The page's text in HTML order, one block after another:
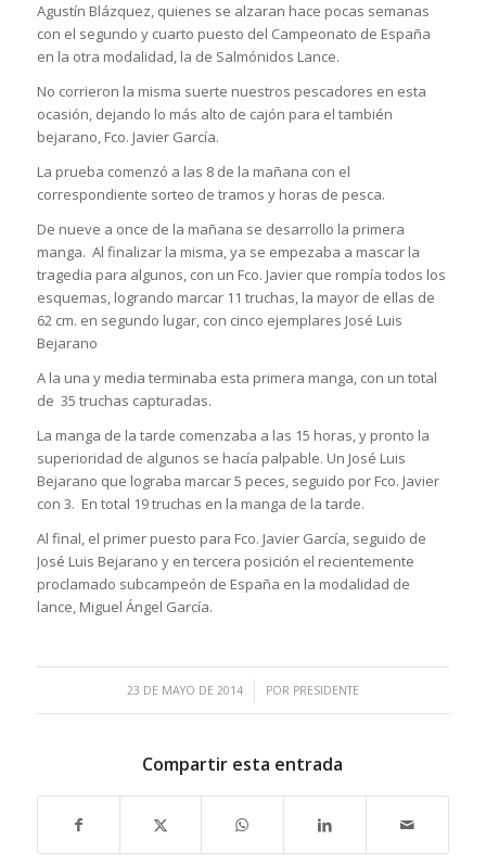
Agustín Blázquez, quienes se alzaran hace pocas semanas
con el segundo y cuarto puesto del Campeonato de España
en la otra modalidad, la de Salmónidos Lance.
No corrieron la misma suerte nuestros pescadores en esta
ocasión, dejando lo más alto de cajón para el también
bejarano, Fco. Javier García.
La prueba comenzó a las 8 de la mañana con el
correspondiente sorteo de tramos y horas de pesca.
De nueve a once de la mañana se desarrollo la primera
manga. Al finalizar la misma, ya se empezaba a mascar la
tragedia para algunos, con un Fco. Javier que rompía todos los
esquemas, logrando marcar 11 truchas, la mayor de ellas de
62 cm. en segundo lugar, con cinco ejemplares José Luis
Bejarano
A la una y media terminaba esta primera manga, con un total
de 35 truchas capturadas.
La manga de la tarde comenzaba a las 15 horas, y pronto la
superioridad de algunos se hacía palpable. Un José Luis
Bejarano que lograba marcar 5 peces, seguido por Fco. Javier
con 3. En total 19 truchas en la manga de la tarde.
Al final, el primer puesto para Fco. Javier García, seguido de
José Luis Bejarano y en tercera posición el recientemente
proclamado subcampeón de España en la modalidad de
lance, Miguel Ángel García.
23 DE MAYO DE 2014
/ POR PRESIDENTE
Compartir esta entrada